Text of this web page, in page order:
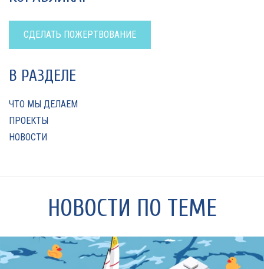
СДЕЛАТЬ ПОЖЕРТВОВАНИЕ
В РАЗДЕЛЕ
ЧТО МЫ ДЕЛАЕМ
ПРОЕКТЫ
НОВОСТИ
НОВОСТИ ПО ТЕМЕ